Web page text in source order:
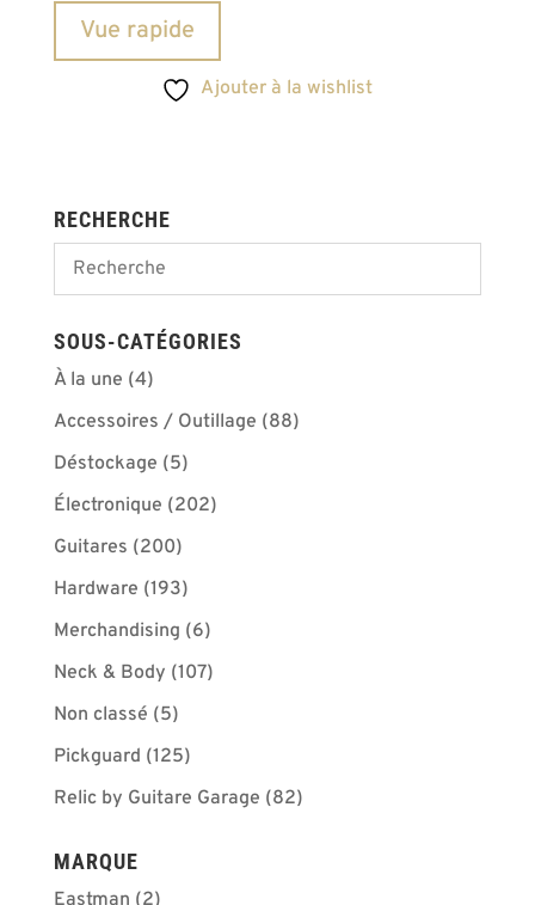
Vue rapide
Ajouter à la wishlist
RECHERCHE
SOUS-CATÉGORIES
À la une (4)
Accessoires / Outillage (88)
Déstockage (5)
Électronique (202)
Guitares (200)
Hardware (193)
Merchandising (6)
Neck & Body (107)
Non classé (5)
Pickguard (125)
Relic by Guitare Garage (82)
MARQUE